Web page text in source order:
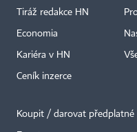
Tiráž redakce HN
Economia
Kariéra v HN
Ceník inzerce
Koupit / darovat předplatné